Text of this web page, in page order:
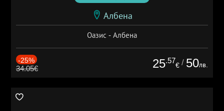
Албена
Оазис - Албена
-25%
34.05€ 25.57
€ / 50лв.